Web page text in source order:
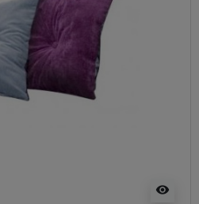
visibility